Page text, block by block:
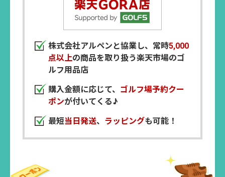
株式会社アルペンと協業し、常時5,000
点以上の商品を取り扱う楽天市場のゴ
ルフ用品店
購入金額に応じて、 ゴルフ場予約クー
ポンが付いてくる♪
最短当日発送、 ラッピングも可能！